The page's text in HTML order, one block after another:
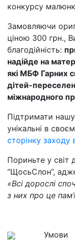
конкурсу
Замовляючи
ціною 300 грн.,
благодійність:
надійде на
які МБФ Гарних
дітей-
міжнародного
Підтримати нашу
унікальні в
сторінку заходу
Пориньте у світ
“ЩосьСлон”,
«Всі дорослі
з них про це
Умови